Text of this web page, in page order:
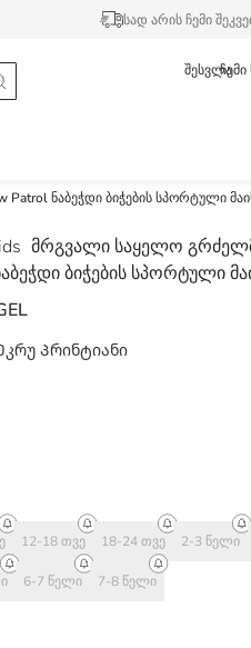
სად არის ჩემი
შესვლა
ნაბეჭდი ბიჭების სპორტული
მრგვალი საყელო
ბიჭების სპორტული
Პრინტიანი
12-18 თვე 18-24 თვე 2-3 წელი
6-7 წელი 7-8 წელი